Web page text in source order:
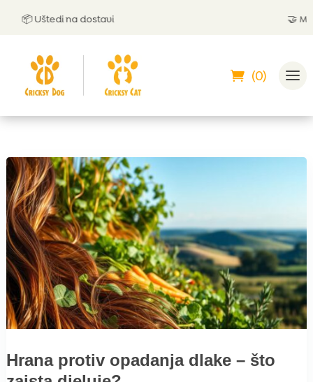
📦 Uštedi na dostavi 🤝
(0)
Hrana protiv opadanja dlake – što